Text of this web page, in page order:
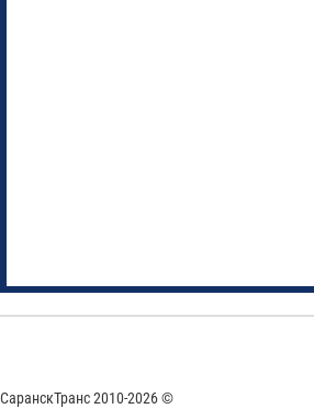
СаранскТранс 2010-2026 ©